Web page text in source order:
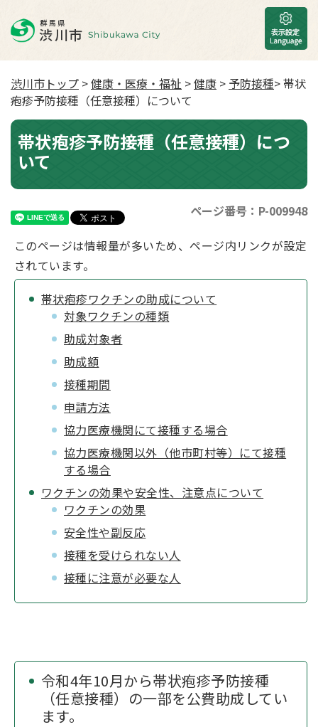
渋川市トップ >健康・医療・福祉 >健康 > 予防接種> 帯状
疱疹予防接種（任意接種）について
帯状疱疹予防接種（任意接種）につ
いて
ページ番号：P-009948
このページは情報量が多いため、ページ内リンクが設定
されています。
帯状疱疹ワクチンの助成について
対象ワクチンの種類
助成対象者
助成額
接種期間
申請方法
協力医療機関にて接種する場合
協力医療機関以外（他市町村等）にて接種
する場合
ワクチンの効果や安全性、注意点について
ワクチンの効果
安全性や副反応
接種を受けられない人
接種に注意が必要な人
令和4年10月から帯状疱疹予防接種
（任意接種）の一部を公費助成してい
ます。